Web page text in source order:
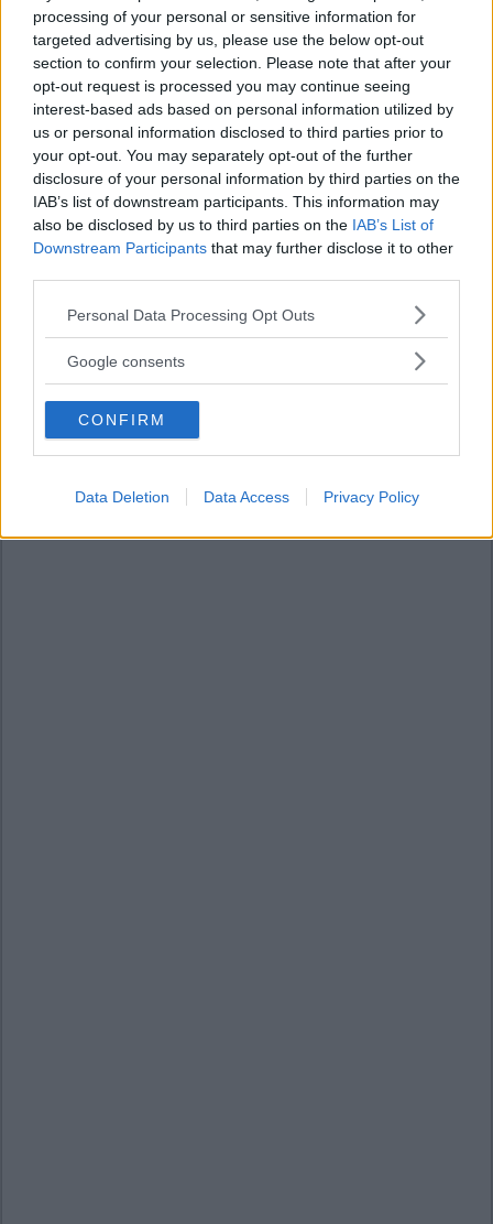
processing of your personal or sensitive information for
targeted advertising by us, please use the below opt-out
section to confirm your selection. Please note that after your
opt-out request is processed you may continue seeing
interest-based ads based on personal information utilized by
us or personal information disclosed to third parties prior to
your opt-out. You may separately opt-out of the further
disclosure of your personal information by third parties on the
IAB’s list of downstream participants. This information may
also be disclosed by us to third parties on the IAB’s List of
Downstream Participants that may further disclose it to other
Please note that this website/app uses one or more Google
not limited to your visit or usage behaviour. You may click to
use your data for below specified purposes in below Google
consent section.
Personal Data Processing Opt Outs
Google consents
CONFIRM
Data Deletion Data Access Privacy Policy